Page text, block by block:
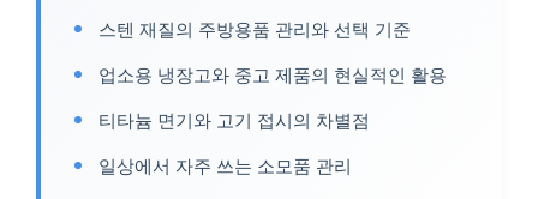
스텐 재질의 주방용품 관리와 선택 기준
업소용 냉장고와 중고 제품의 현실적인 활용
티타늄 면기와 고기 접시의 차별점
일상에서 자주 쓰는 소모품 관리